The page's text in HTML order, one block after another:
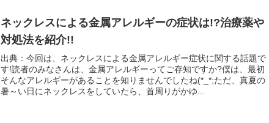
ネックレスによる金属アレルギーの症状は!?治療薬や
対処法を紹介!!
出典：今回は、ネックレスによる金属アレルギー症状に関する話題で
す!読者のみなさんは、金属アレルギーってご存知ですか?僕は、最初
そんなアレルギーがあることを知りませんでしたね(*_*;ただ、真夏の
暑～い日にネックレスをしていたら、首周りがかゆ...